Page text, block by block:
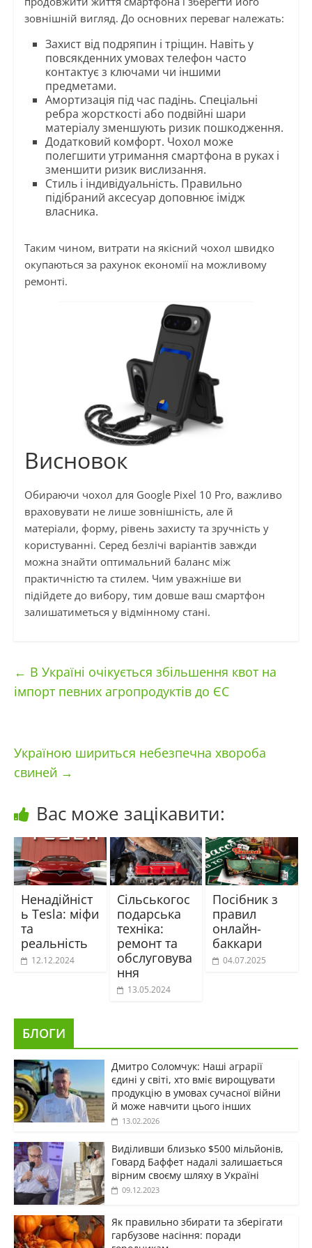
зовнішній вигляд. До основних переваг належать:
Захист від подряпин і тріщин. Навіть у
повсякденних умовах телефон часто
контактує з ключами чи іншими
предметами.
Амортизація під час падінь. Спеціальні
ребра жорсткості або подвійні шари
матеріалу зменшують ризик пошкодження.
Додатковий комфорт. Чохол може
полегшити утримання смартфона в руках і
зменшити ризик вислизання.
Стиль і індивідуальність. Правильно
підібраний аксесуар доповнює імідж
власника.
Таким чином, витрати на якісний чохол швидко
окупаються за рахунок економії на можливому
ремонті.
Висновок
Обираючи чохол для Google Pixel 10 Pro, важливо
враховувати не лише зовнішність, але й
матеріали, форму, рівень захисту та зручність у
користуванні. Серед безлічі варіантів завжди
можна знайти оптимальний баланс між
практичністю та стилем. Чим уважніше ви
підійдете до вибору, тим довше ваш смартфон
залишатиметься у відмінному стані.
← В Україні очікується збільшення квот на
імпорт певних агропродуктів до ЄС
Україною шириться небезпечна хвороба
свиней →
Вас може зацікавити:
Ненадійніст
ь Tesla: міфи
та
реальність
12.12.2024
Сільськогос
подарська
техніка:
ремонт та
обслуговува
ння
13.05.2024
Посібник з
правил
онлайн-
баккари
04.07.2025
БЛОГИ
Дмитро Соломчук: Наші аграрії
єдині у світі, хто вміє вирощувати
продукцію в умовах сучасної війни
й може навчити цього інших
13.02.2026
Виділивши близько $500 мільйонів,
Говард Баффет надалі залишається
вірним своєму шляху в Україні
09.12.2023
Як правильно збирати та зберігати
гарбузове насіння: поради